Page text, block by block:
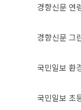
경향신문 연
경향신문 그
국민일보 환
국민일보 초